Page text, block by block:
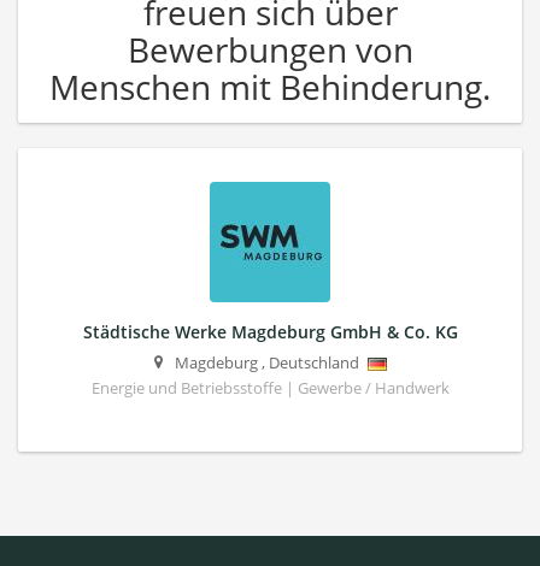
freuen sich über
Bewerbungen von
Menschen mit Behinderung.
Städtische Werke Magdeburg GmbH & Co. KG
Magdeburg, Deutschland
Energie und Betriebsstoffe | Gewerbe / Handwerk